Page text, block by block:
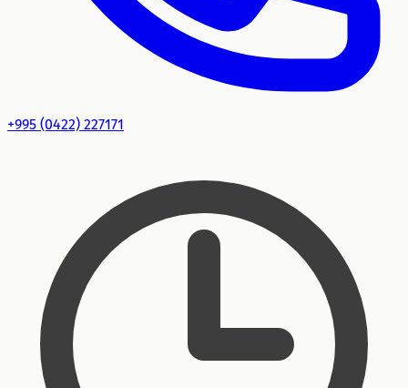
+995 (0422) 227171